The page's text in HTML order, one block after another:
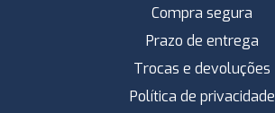
Compra segura
Prazo de entrega
Trocas e devoluções
Política de privacidade